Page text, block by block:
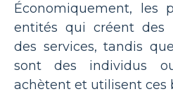
Économiquement, les
entités qui créent des
des services, tandis
sont des individus
achètent et utilisent ces